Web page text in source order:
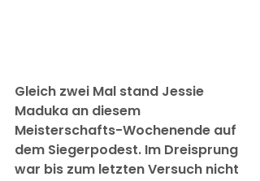
Gleich zwei Mal stand Jessie
Maduka an diesem
Meisterschafts-Wochenende auf
dem Siegerpodest. Im Dreisprung
war bis zum letzten Versuch nicht